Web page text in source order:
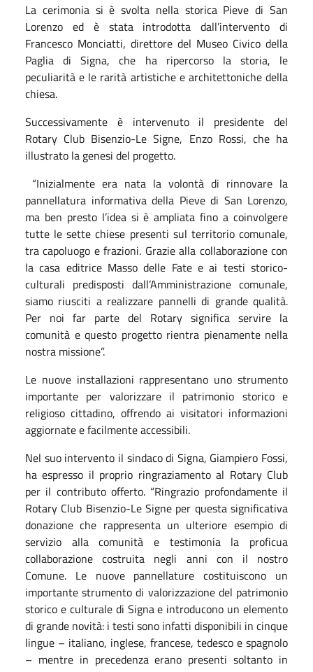
La cerimonia si è svolta nella storica Pieve di San
Lorenzo ed è stata introdotta dall’intervento di
Francesco Monciatti, direttore del Museo Civico della
Paglia di Signa, che ha ripercorso la storia, le
peculiarità e le rarità artistiche e architettoniche della
chiesa.
Successivamente è intervenuto il presidente del
Rotary Club Bisenzio-Le Signe, Enzo Rossi, che ha
illustrato la genesi del progetto.
“Inizialmente era nata la volontà di rinnovare la
pannellatura informativa della Pieve di San Lorenzo,
ma ben presto l’idea si è ampliata fino a coinvolgere
tutte le sette chiese presenti sul territorio comunale,
tra capoluogo e frazioni. Grazie alla collaborazione con
la casa editrice Masso delle Fate e ai testi storico-
culturali predisposti dall’Amministrazione comunale,
siamo riusciti a realizzare pannelli di grande qualità.
Per noi far parte del Rotary significa servire la
comunità e questo progetto rientra pienamente nella
nostra missione”.
Le nuove installazioni rappresentano uno strumento
importante per valorizzare il patrimonio storico e
religioso cittadino, offrendo ai visitatori informazioni
aggiornate e facilmente accessibili.
Nel suo intervento il sindaco di Signa, Giampiero Fossi,
ha espresso il proprio ringraziamento al Rotary Club
per il contributo offerto. “Ringrazio profondamente il
Rotary Club Bisenzio-Le Signe per questa significativa
donazione che rappresenta un ulteriore esempio di
servizio alla comunità e testimonia la proficua
collaborazione costruita negli anni con il nostro
Comune. Le nuove pannellature costituiscono un
importante strumento di valorizzazione del patrimonio
storico e culturale di Signa e introducono un elemento
di grande novità: i testi sono infatti disponibili in cinque
lingue – italiano, inglese, francese, tedesco e spagnolo
– mentre in precedenza erano presenti soltanto in